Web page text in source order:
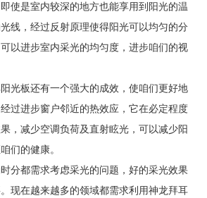
使是室内较深的地方也能享用到阳光的温
线，经过反射原理使得阳光可以均匀的分
以进步室内采光的均匀度，进步咱们的视
光板还有一个强大的成效，使咱们更好地
过进步窗户邻近的热效应，它在必定程度
，减少空调负荷及直射眩光，可以减少阳
们的健康。
分都需求考虑采光的问题，好的采光效果
现在越来越多的领域都需求利用神龙拜耳